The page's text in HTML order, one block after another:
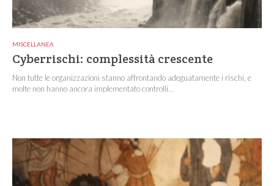
MISCELLANEA
Cyberrischi: complessità crescente
Non tutte le organizzazioni stanno affrontando adeguatamente i rischi, e
molte non hanno ancora implementato controlli...